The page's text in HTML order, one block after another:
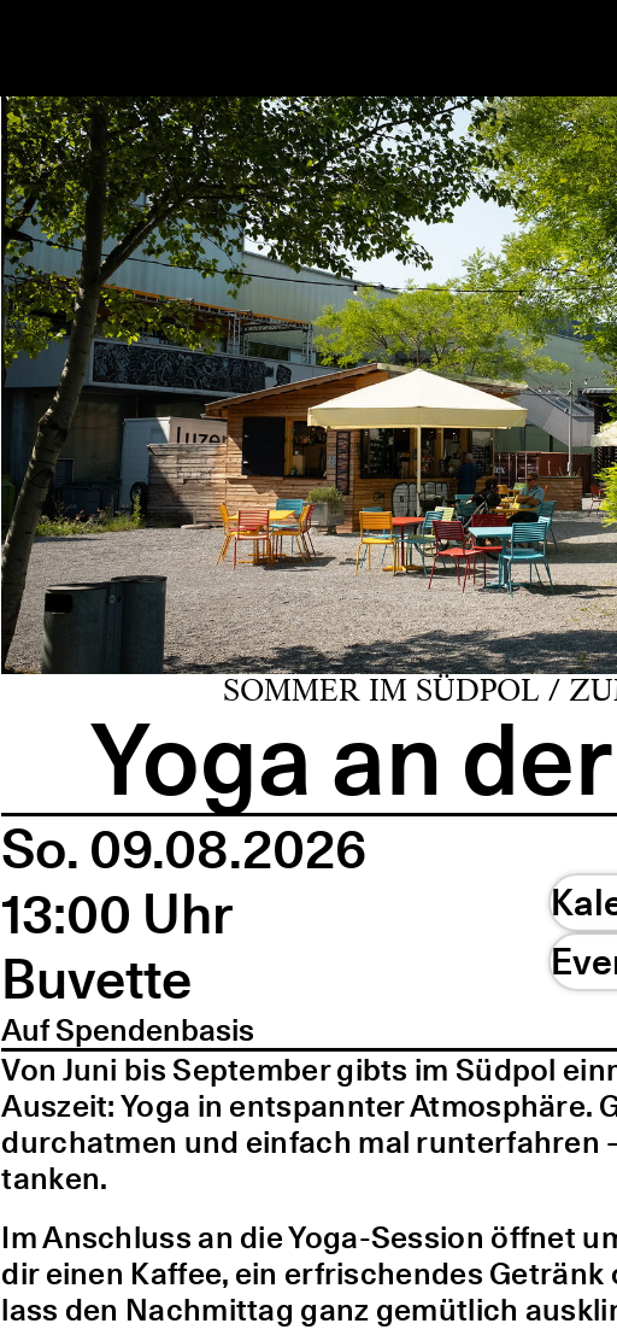
SOMMER IM SÜDPOL /
Yoga an
So. 09.08.2026
13:00 Uhr
Buvette
Auf Spendenbasis
Von Juni bis September gibts im Südpol
Auszeit: Yoga in entspannter Atmosphäre.
durchatmen und einfach mal runterfahren
tanken.
Im Anschluss an die Yoga-Session öffnet
dir einen Kaffee, ein erfrischendes
lass den Nachmittag ganz gemütlich